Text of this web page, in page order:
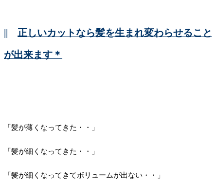
正しいカットなら髪を生まれ変わらせること
が出来ます＊
「髪が薄くなってきた・・」
「髪が細くなってきた・・」
「髪が細くなってきてボリュームが出ない・・」